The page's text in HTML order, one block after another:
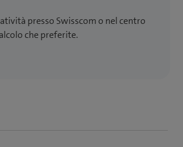
presso Swisscom o nel centro
che preferite.